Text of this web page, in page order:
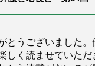
とうございました
しく読ませていた